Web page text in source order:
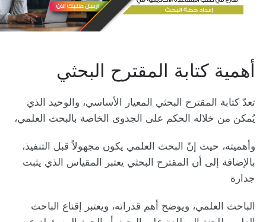
أهمية كتابة المقترح البحثي
تعدّ كتابة المقترح البحثي المعيار الأساسي، والوحيد الذي
يُمكن من خلاله الحكم على الجدوى الخاصة بالبحث العلمي،
وأهميته، حيث إنّ البحث العلمي يكون مجهولاً قبل التنفيذ،
بالإضافة إلى أن المقترح البحثي يعتبر المقياس الذي يثبت
جدارة
الباحث العلمي، ويوضح أهم قدراته، ويعتبر إقناع الباحث